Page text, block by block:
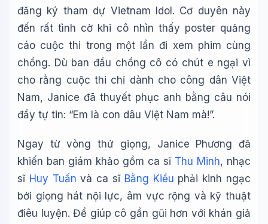
đăng ký tham dự Vietnam Idol. Cơ duyên này
đến rất tình cờ khi cô nhìn thấy poster quảng
cáo cuộc thi trong một lần đi xem phim cùng
chồng. Dù ban đầu chồng cô có chút e ngại vì
cho rằng cuộc thi chỉ dành cho công dân Việt
Nam, Janice đã thuyết phục anh bằng câu nói
đầy tự tin: “Em là con dâu Việt Nam mà!”.
Ngay từ vòng thử giọng, Janice Phương đã
khiến ban giám khảo gồm ca sĩ Thu Minh, nhạc
sĩ Huy Tuấn và ca sĩ Bằng Kiều phải kinh ngạc
bởi giọng hát nội lực, âm vực rộng và kỹ thuật
điêu luyện. Để giúp cô gần gũi hơn với khán giả